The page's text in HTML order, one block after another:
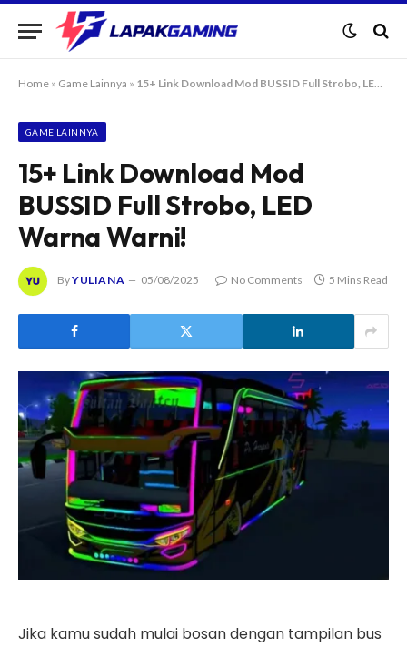
Home » Game Lainnya » 15+ Link Download Mod BUSSID Full Strobo, LED Warna Warni!
GAME LAINNYA
15+ Link Download Mod
BUSSID Full Strobo, LED
Warna Warni!
ByYULIANA 05/08/2025 No Comments 5 Mins Read
Jika kamu sudah mulai bosan dengan tampilan bus